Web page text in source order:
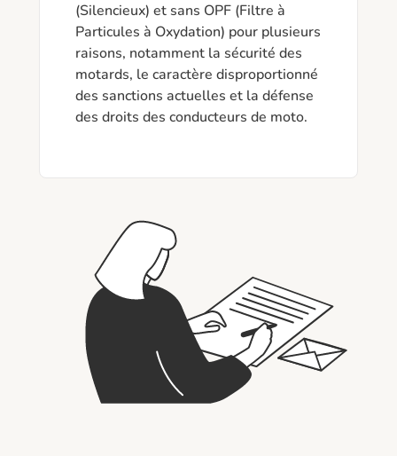
(Silencieux) et sans OPF (Filtre à
Particules à Oxydation) pour plusieurs
raisons, notamment la sécurité des
motards, le caractère disproportionné
des sanctions actuelles et la défense
des droits des conducteurs de moto.